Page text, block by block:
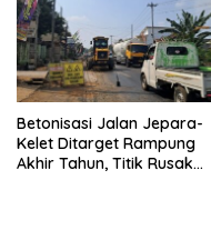
Betonisasi Jalan Jepara-
Kelet Ditarget Rampung
Akhir Tahun, Titik Rusak